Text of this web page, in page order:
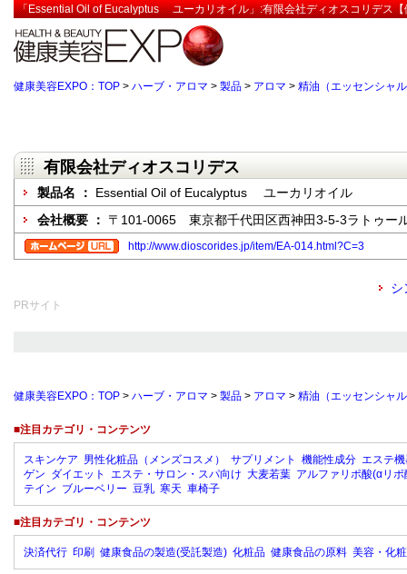
「Essential Oil of Eucalyptus ユーカリオイル」:有限会社ディオスコリデス【
健康美容EXPO：TOP > ハーブ・アロマ > 製品 > アロマ > 精油（エッセンシャ
有限会社ディオスコリデス
製品名 ： Essential Oil of Eucalyptus ユーカリオイル
会社概要 ： 〒101-0065 東京都千代田区西神田3-5-3ラトゥー
http://www.dioscorides.jp/item/EA-014.html?C=3
シ
PRサイト
健康美容EXPO：TOP > ハーブ・アロマ > 製品 > アロマ > 精油（エッセンシャ
■注目カテゴリ・コンテンツ
スキンケア 男性化粧品（メンズコスメ） サプリメント 機能性成分 エステ
ゲン ダイエット エステ・サロン・スパ向け 大麦若葉 アルファリポ酸(αリポ
テイン ブルーベリー 豆乳 寒天 車椅子
■注目カテゴリ・コンテンツ
決済代行 印刷 健康食品の製造(受託製造) 化粧品 健康食品の原料 美容・化